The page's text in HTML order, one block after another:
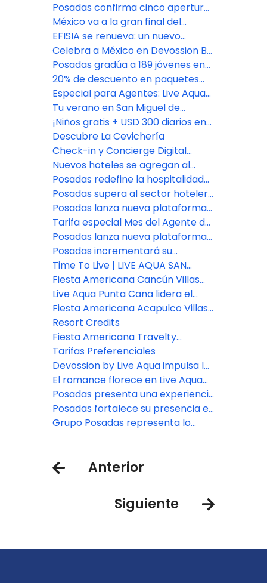
Posadas confirma cinco aperturas
premium en México: Isla Mujeres,
Riviera Maya y CDMX
México va a la gran final del
Bocuse d'Or 2027, con jurado de
Fiesta Americana Travelty
EFISIA se renueva: un nuevo
refugio mediterráneo en Fiesta
Americana Riviera Nayarit
Celebra a México en Devossion By
Live Aqua
Posadas gradúa a 189 jóvenes en
su programa de empoderamiento
educativo
20% de descuento en paquetes
vacacionales con Fiesta
Americana Travelty Collection
Especial para Agentes: Live Aqua
San Miguel de Allende
Tu verano en San Miguel de
Allende comienza aquí
¡Niños gratis + USD 300 diarios en
Resort Credit en Grand Fiesta
Americana Los Cabos!
Descubre La Cevichería
Check-in y Concierge Digital
impulsado por Agentforce
Nuevos hoteles se agregan al
portafolio de Posadas
Posadas redefine la hospitalidad
con el lanzamiento de Fiesta
Americana Travelty Exclusive
Experiences
Posadas supera al sector hotelero
en experiencia del cliente
Posadas lanza nueva plataforma
de reservas para asesores de
viajes
Tarifa especial Mes del Agente de
Viajes: Fiesta Americana Travelty
Collection
Posadas lanza nueva plataforma
de reservas para asesores de
viajes
Posadas incrementará su
inventario de habitaciones en un
7% este año
Time To Live | LIVE AQUA SAN
MIGUEL DE ALLENDE
Fiesta Americana Cancún Villas
presenta dos nuevas categorías
de Villas Premium en Punta
Cancún
Live Aqua Punta Cana lidera el
bienestar en República
Dominicana
Fiesta Americana Acapulco Villas:
Nuevos espacios para vivir
experiencias inolvidables
Resort Credits
Fiesta Americana Travelty
presenta nuevas marcas y
destinos.
Tarifas Preferenciales
Devossion by Live Aqua impulsa la
expansión de Posadas
El romance florece en Live Aqua
San Miguel de Allende
Posadas presenta una experiencia
de bienestar en Zamna Festival
2026
Posadas fortalece su presencia en
el sureste con la apertura del
Grupo Posadas representa lo
Anterior
Siguiente